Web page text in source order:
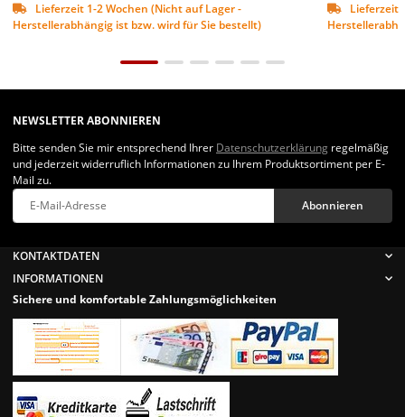
Lieferzeit 1-2 Wochen (Nicht auf Lager -
Herstellerabhängig ist bzw. wird für Sie bestellt)
Lieferzeit
KONTAKTDATEN
INFORMATIONEN
Sichere und komfortable Zahlungsmöglichkeiten
NEWSLETTER ABONNIEREN
Bitte senden Sie mir entsprechend Ihrer Datenschutzerklärung regelmäßig
und jederzeit widerruflich Informationen zu Ihrem Produktsortiment per E-
Mail zu.
Abonnieren